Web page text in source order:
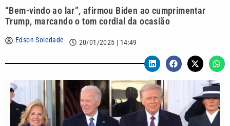
“Bem-vindo ao lar”, afirmou Biden ao cumprimentar
Trump, marcando o tom cordial da ocasião
Edson Soledade 20/01/2025 | 14:49